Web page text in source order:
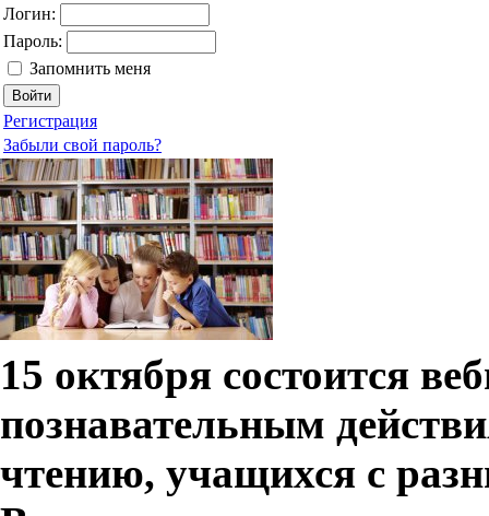
Логин:
Пароль:
Запомнить меня
Регистрация
Забыли свой пароль?
15 октября состоится
познавательным
чтению, учащихся с